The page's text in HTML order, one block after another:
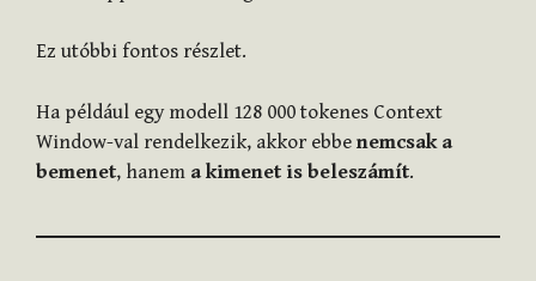
Ez utóbbi fontos részlet.
Ha például egy modell 128 000 tokenes Context
Window-val rendelkezik, akkor ebbe nemcsak a
bemenet, hanem a kimenet is beleszámít.